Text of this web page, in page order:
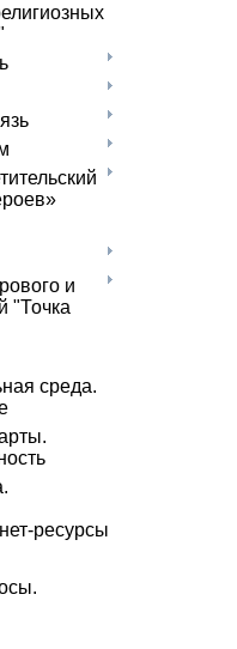
и
"Точка
среда.
ресурсы